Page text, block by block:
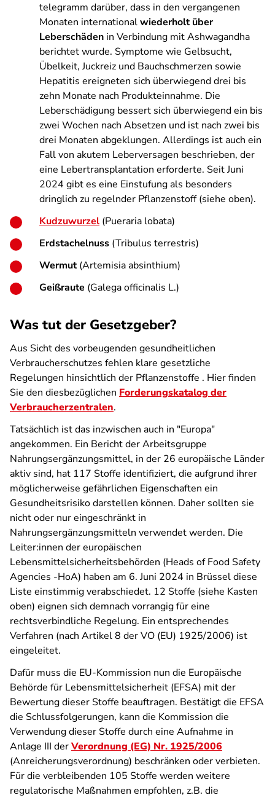
telegramm darüber, dass in den vergangenen
Monaten internationalwiederholt über
Leberschäden in Verbindung mit Ashwagandha
berichtet wurde. Symptome wie Gelbsucht,
Übelkeit, Juckreiz und Bauchschmerzen sowie
Hepatitis ereigneten sich überwiegend drei bis
zehn Monate nach Produkteinnahme. Die
Leberschädigung bessert sich überwiegend ein bis
zwei Wochen nach Absetzen und ist nach zwei bis
drei Monaten abgeklungen. Allerdings ist auch ein
Fall von akutem Leberversagen beschrieben, der
eine Lebertransplantation erforderte. Seit Juni
2024 gibt es eine Einstufung als besonders
dringlich zu regelnder Pflanzenstoff (siehe oben).
Kudzuwurzel (Pueraria lobata)
Erdstachelnuss (Tribulus terrestris)
Wermut(Artemisia absinthium)
Geißraute (Galega officinalis L.)
Was tut der Gesetzgeber?
Aus Sicht des vorbeugenden gesundheitlichen
Verbraucherschutzes fehlen klare gesetzliche
Regelungen hinsichtlich der Pflanzenstoffe . Hier finden
Sie den diesbezüglichen Forderungskatalog der
Verbraucherzentralen.
Tatsächlich ist das inzwischen auch in "Europa"
angekommen. Ein Bericht der Arbeitsgruppe
Nahrungsergänzungsmittel, in der 26 europäische Länder
aktiv sind, hat 117 Stoffe identifiziert, die aufgrund ihrer
möglicherweise gefährlichen Eigenschaften ein
Gesundheitsrisiko darstellen können. Daher sollten sie
nicht oder nur eingeschränkt in
Nahrungsergänzungsmitteln verwendet werden. Die
Leiter:innen der europäischen
Lebensmittelsicherheitsbehörden (Heads of Food Safety
Agencies -HoA) haben am 6. Juni 2024 in Brüssel diese
Liste einstimmig verabschiedet. 12 Stoffe (siehe Kasten
oben) eignen sich demnach vorrangig für eine
rechtsverbindliche Regelung. Ein entsprechendes
Verfahren (nach Artikel 8 der VO (EU) 1925/2006) ist
eingeleitet.
Dafür muss die EU-Kommission nun die Europäische
Behörde für Lebensmittelsicherheit (EFSA) mit der
Bewertung dieser Stoffe beauftragen. Bestätigt die EFSA
die Schlussfolgerungen, kann die Kommission die
Verwendung dieser Stoffe durch eine Aufnahme in
Anlage III derVerordnung (EG) Nr. 1925/2006
(Anreicherungsverordnung) beschränken oder verbieten.
Für die verbleibenden 105 Stoffe werden weitere
regulatorische Maßnahmen empfohlen, z.B. die